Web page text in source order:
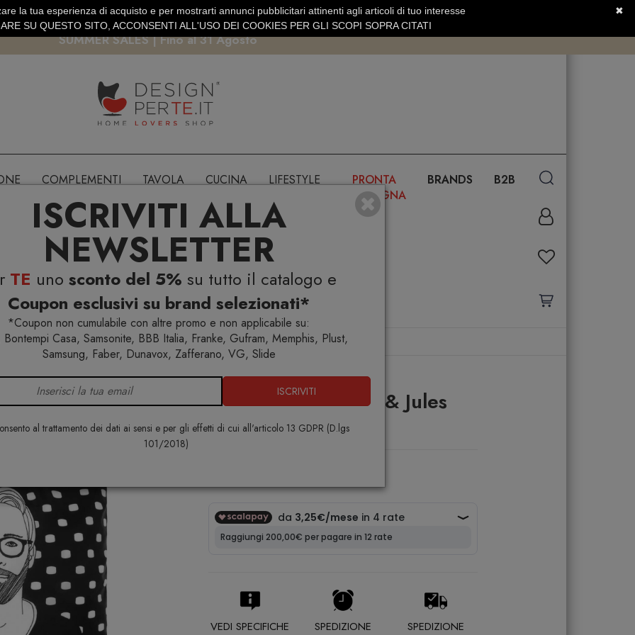
ISCRIVITI ALLA
NEWSLETTER
TE uno sconto del 5% su tutto il catalogo e
Coupon esclusivi su brand selezionati*
*Coupon non cumulabile con altre promo e non applicabile su:
Bontempi Casa, Samsonite, BBB Italia, Franke, Gufram, Memphis, Plust,
Samsung, Faber, Dunavox, Zafferano, VG, Slide
ISCRIVITI
al trattamento dei dati ai sensi e per gli effetti di cui all'articolo 13 GDPR (D.lgs
101/2018)
PAGAMENTO SICURO PAYPAL · CARTA DI CREDITO SERVIZIO CLIENTI +39.0773.470.562
SUMMER SALES | Fino al 31 Agosto
COMPLEMENTI TAVOLA CUCINA LIFESTYLE
PRONTA
CONSEGNA
BRANDS B2B
Lifestyle Shopping bag Shopping Bag Sam & Jules
Shopping Bag Sam & Jules
LOQI
VEDI SPECIFICHE
SPEDIZIONE
SPEDIZIONE
✖
la tua esperienza di acquisto e per mostrarti annunci pubblicitari attinenti agli articoli di tuo interesse
SU QUESTO SITO, ACCONSENTI ALL'USO DEI COOKIES PER GLI SCOPI SOPRA CITATI